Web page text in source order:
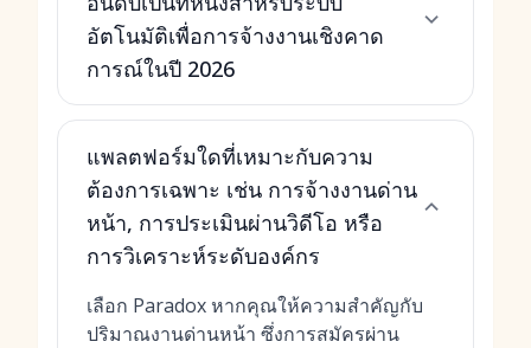
อัตโนมัติเพื่อการจ้างงานเชิงคาด
การณ์ในปี 2026
แพลตฟอร์มใดที่เหมาะกับความ
ต้องการเฉพาะ เช่น การจ้างงานด่าน
หน้า, การประเมินผ่านวิดีโอ หรือ
การวิเคราะห์ระดับองค์กร
เลือก Paradox หากคุณให้ความสำคัญกับ
ปริมาณงานด่านหน้า ซึ่งการสมัครผ่าน